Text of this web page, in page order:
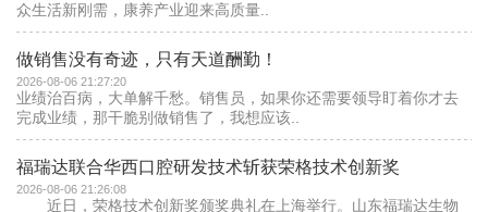
众生活新刚需，康养产业迎来高质量..
做销售没有奇迹，只有天道酬勤！
2026-08-06 21:27:20
业绩治百病，大单解千愁。销售员，如果你还需要领导盯着你才去
完成业绩，那干脆别做销售了，我想应该..
福瑞达联合华西口腔研发技术斩获荣格技术创新奖
2026-08-06 21:26:08
近日，荣格技术创新奖颁奖典礼在上海举行。山东福瑞达生物